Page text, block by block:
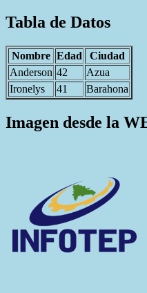
Tabla de Datos
Nombre Edad
Ciudad
Anderson 42
Azua
Ironelys
41 Barahona
Imagen desde la